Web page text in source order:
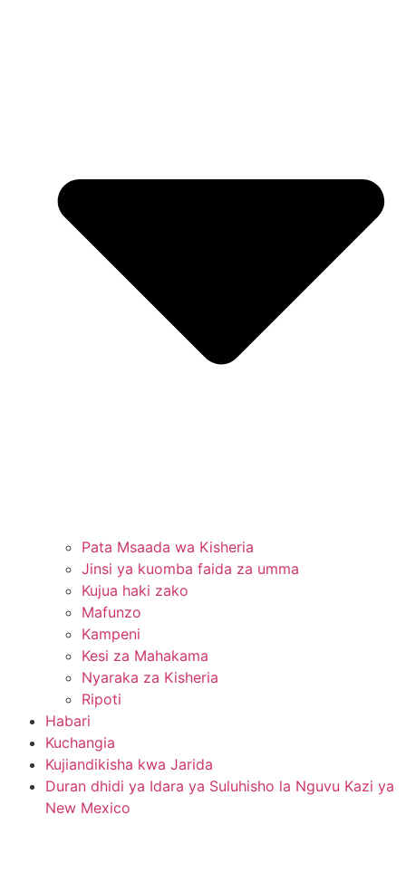
Pata Msaada wa Kisheria
Jinsi ya kuomba faida za umma
Kujua haki zako
Mafunzo
Kampeni
Kesi za Mahakama
Nyaraka za Kisheria
Ripoti
Habari
Kuchangia
Kujiandikisha kwa Jarida
Duran dhidi ya Idara ya Suluhisho la Nguvu Kazi ya
New Mexico